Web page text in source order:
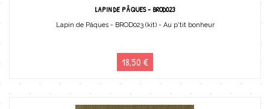
LAPIN DE PÂQUES - BROD023
Lapin de Pâques - BROD023 (kit) - Au p'tit bonheur
18,50 €